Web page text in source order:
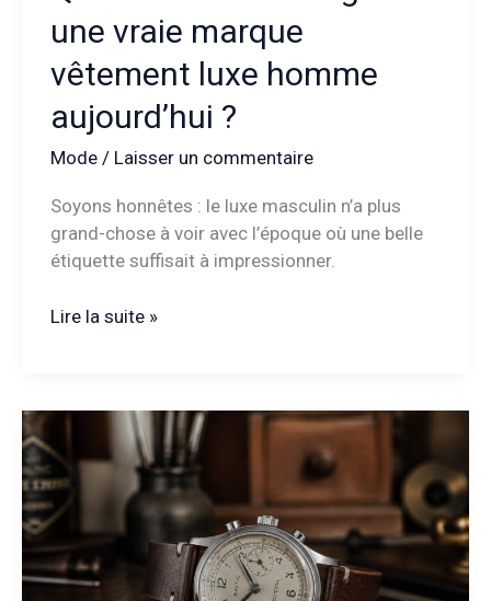
une vraie marque
vêtement luxe homme
aujourd’hui ?
Mode/ Laisser un commentaire
Soyons honnêtes : le luxe masculin n’a plus
grand-chose à voir avec l’époque où une belle
étiquette suffisait à impressionner.
Quels
marque
vêtement
luxe
homme
aujourd’hui
?
Lire la suite »